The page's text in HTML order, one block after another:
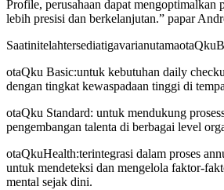
Profile, perusahaan dapat mengoptimalkan
lebih presisi dan berkelanjutan.” papar
otaQku Basic:untuk kebutuhan daily
dengan tingkat kewaspadaan tinggi di
otaQku Standard: untuk mendukung
pengembangan talenta di berbagai level
otaQkuHealth:terintegrasi dalam proses
untuk mendeteksi dan mengelola faktor-
mental sejak dini.